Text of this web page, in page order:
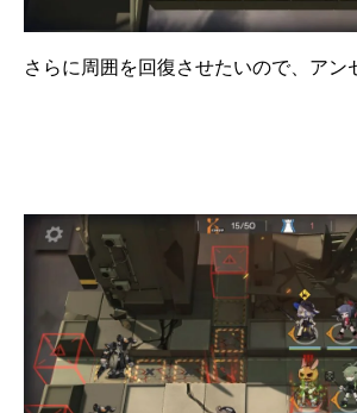
さらに周囲を回復させたいので、アン